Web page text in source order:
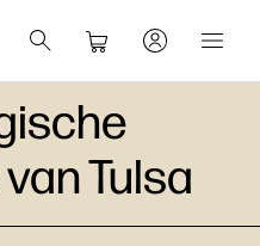
Tulsa